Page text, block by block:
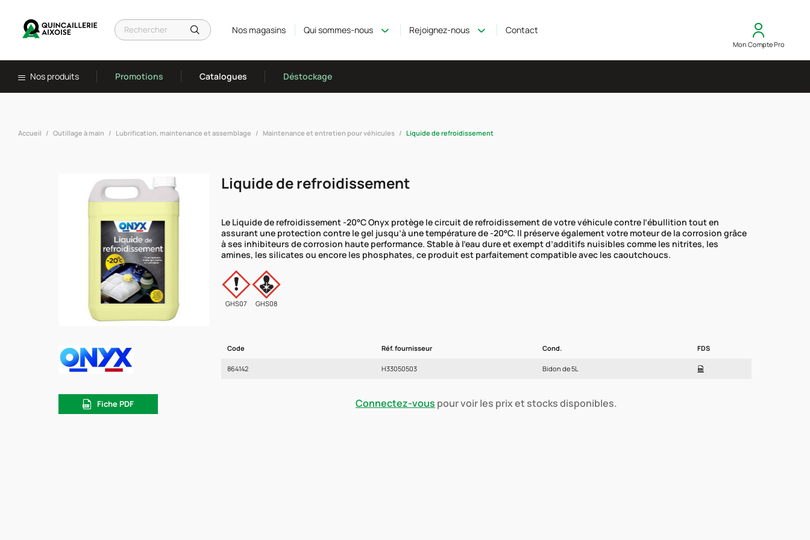
Nos magasins Qui sommes-nous Rejoignez-nous Contact
Mon Compte Pro
Nos produits Promotions Catalogues Déstockage
Accueil Outillage à main Lubrification, maintenance et assemblage Maintenance et entretien pour véhicules Liquide de refroidissement
Fiche PDF
Liquide de refroidissement
Le Liquide de refroidissement -20°C Onyx protège le circuit de refroidissement de votre véhicule contre l’ébullition tout en
assurant une protection contre le gel jusqu’à une température de -20°C. Il préserve également votre moteur de la corrosion grâce
à ses inhibiteurs de corrosion haute performance. Stable à l’eau dure et exempt d’additifs nuisibles comme les nitrites, les
amines, les silicates ou encore les phosphates, ce produit est parfaitement compatible avec les caoutchoucs.
GHS07 GHS08
Code Réf. fournisseur Cond. FDS
864142 H33050503 Bidon de 5L
Connectez-vous pour voir les prix et stocks disponibles.